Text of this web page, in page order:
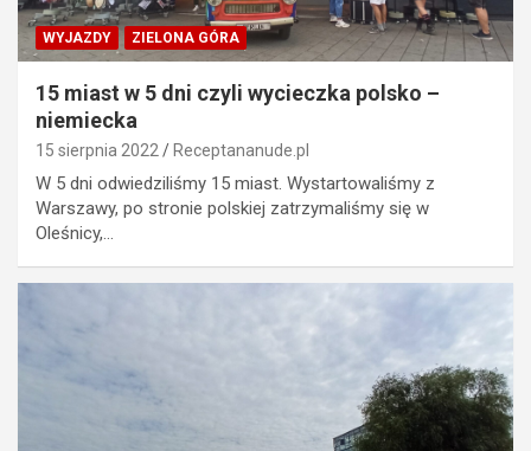
WYJAZDY ZIELONA GÓRA
15 miast w 5 dni czyli wycieczka polsko –
niemiecka
15 sierpnia 2022 Receptananude.pl
W 5 dni odwiedziliśmy 15 miast. Wystartowaliśmy z
Warszawy, po stronie polskiej zatrzymaliśmy się w
Oleśnicy,…